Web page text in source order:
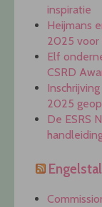
inspiratie
Heijmans
2025 voor
Elf
CSRD
2025
De ESRS